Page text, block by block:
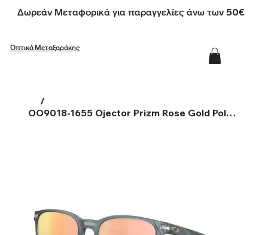
Δωρεάν Μεταφορικά για παραγγελίες άνω των 50€
Οπτικά Μεταξαράκης
/
OO9018-1655 Ojector Prizm Rose Gold Polarized